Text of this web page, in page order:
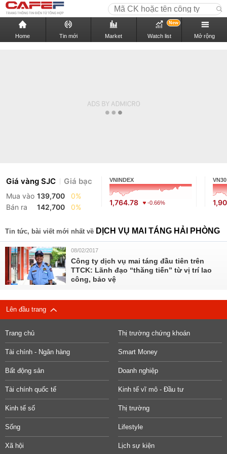
Home Tin mới Market Watch list
New
Mở rộng
Giá vàng SJC Giá bạc
Mua vào 139,700
0%
Bán ra
142,700 0%
VNINDEX
1,764.78 -0.66%
VN30
Tin tức, bài viết mới nhất về DỊCH VỤ MAI TÁNG HẢI PHÒNG
08/02/2017
Công ty dịch vụ mai táng đầu tiên trên
TTCK: Lãnh đạo “thăng tiến” từ vị trí lao
công, bảo vệ
Lên đầu trang
Trang chủ Thị trường chứng khoán
Tài chính - Ngân hàng Smart Money
Bất động sản Doanh nghiệp
Tài chính quốc tế Kinh tế vĩ mô - Đầu tư
Kinh tế số Thị trường
Sống Lifestyle
Xã hội Lịch sự kiện